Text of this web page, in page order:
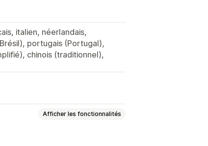
italien, néerlandais,
portugais (Portugal),
chinois (traditionnel),
Afficher les fonctionnalités